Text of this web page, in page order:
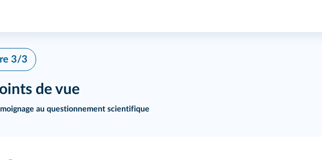
3/3
de vue
au questionnement scientifique